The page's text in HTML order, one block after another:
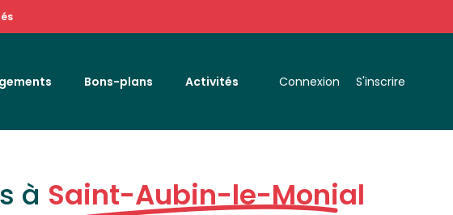
Bons-plans Activités Connexion S'inscrire
à Saint-Aubin-le-Monial